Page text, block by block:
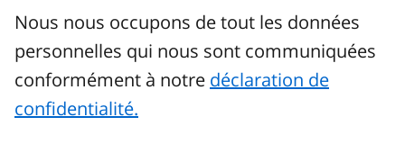
Nous nous occupons de tout les données
personnelles qui nous sont communiquées
conformément à notre déclaration de
confidentialité.